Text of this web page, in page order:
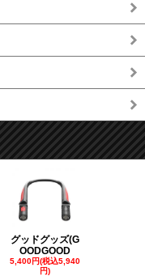
グッドグッズ(G
OODGOOD
5,400円(税込5,940
円)